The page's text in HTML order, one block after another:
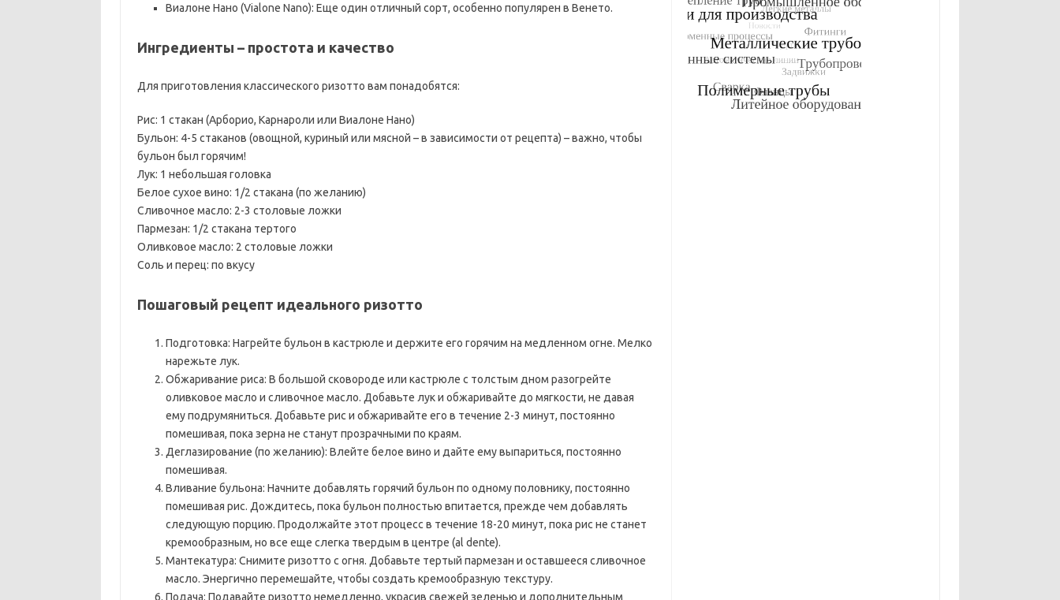
Виалоне Нано (Vialone Nano): Еще один отличный сорт, особенно популярен в Венето.
Ингредиенты – простота и качество
Для приготовления классического ризотто вам понадобятся:
Рис: 1 стакан (Арборио, Карнароли или Виалоне Нано)
Бульон: 4-5 стаканов (овощной, куриный или мясной – в зависимости от рецепта) – важно, чтобы
бульон был горячим!
Лук: 1 небольшая головка
Белое сухое вино: 1/2 стакана (по желанию)
Сливочное масло: 2-3 столовые ложки
Пармезан: 1/2 стакана тертого
Оливковое масло: 2 столовые ложки
Соль и перец: по вкусу
Пошаговый рецепт идеального ризотто
Подготовка: Нагрейте бульон в кастрюле и держите его горячим на медленном огне. Мелко
нарежьте лук.
Обжаривание риса: В большой сковороде или кастрюле с толстым дном разогрейте
оливковое масло и сливочное масло. Добавьте лук и обжаривайте до мягкости, не давая
ему подрумяниться. Добавьте рис и обжаривайте его в течение 2-3 минут, постоянно
помешивая, пока зерна не станут прозрачными по краям.
Деглазирование (по желанию): Влейте белое вино и дайте ему выпариться, постоянно
помешивая.
Вливание бульона: Начните добавлять горячий бульон по одному половнику, постоянно
помешивая рис. Дождитесь, пока бульон полностью впитается, прежде чем добавлять
следующую порцию. Продолжайте этот процесс в течение 18-20 минут, пока рис не станет
кремообразным, но все еще слегка твердым в центре (al dente).
Мантекатура: Снимите ризотто с огня. Добавьте тертый пармезан и оставшееся сливочное
масло. Энергично перемешайте, чтобы создать кремообразную текстуру.
Подача: Подавайте ризотто немедленно, украсив свежей зеленью и дополнительным